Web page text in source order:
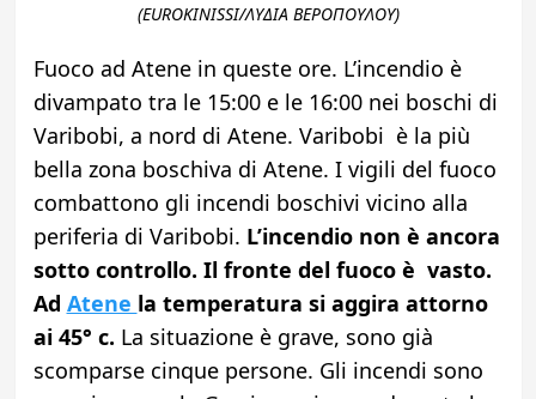
(EUROKINISSI/ΛΥΔΙΑ ΒΕΡΟΠΟΥΛΟΥ)
Fuoco ad Atene in queste ore. L’incendio è
divampato tra le 15:00 e le 16:00 nei boschi di
Varibobi, a nord di Atene. Varibobi è la più
bella zona boschiva di Atene. I vigili del fuoco
combattono gli incendi boschivi vicino alla
periferia di Varibobi. L’incendio non è ancora
sotto controllo. Il fronte del fuoco è vasto.
Ad Atene la temperatura si aggira attorno
ai 45° c. La situazione è grave, sono già
scomparse cinque persone. Gli incendi sono